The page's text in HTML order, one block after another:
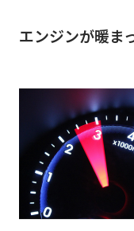
エンジンが暖ま